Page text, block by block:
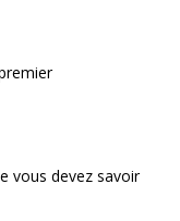
vous devez savoir